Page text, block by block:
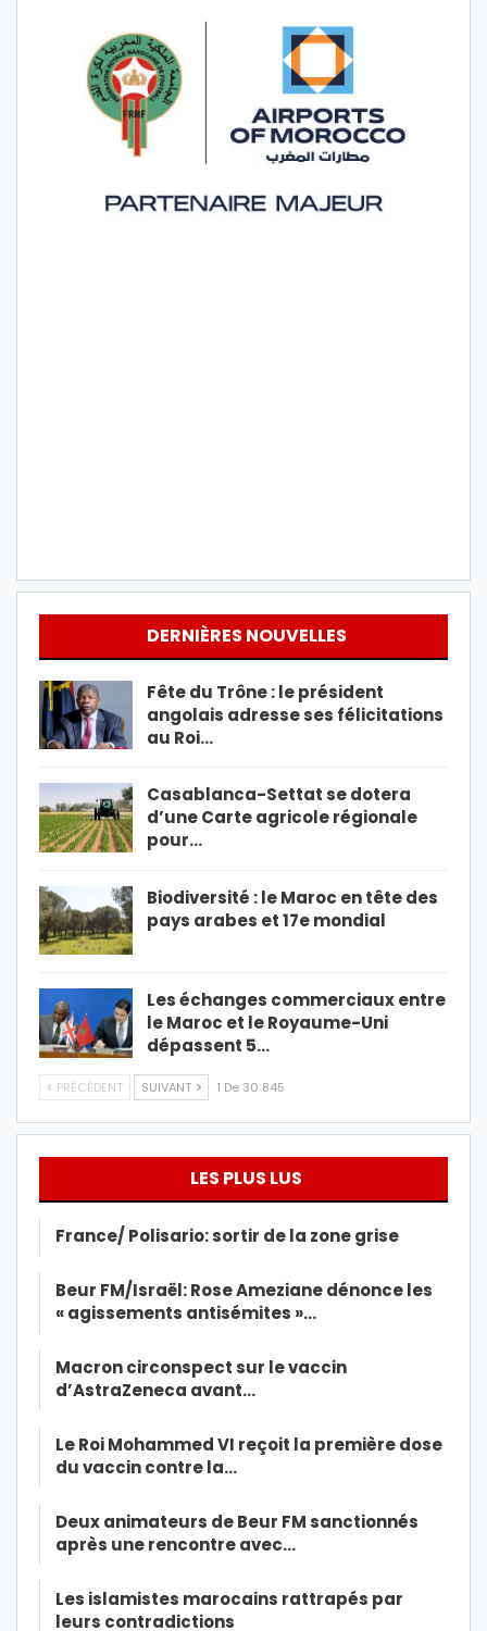
DERNIÈRES NOUVELLES
Fête du Trône : le président
angolais adresse ses félicitations
au Roi…
Casablanca-Settat se dotera
d’une Carte agricole régionale
pour…
Biodiversité : le Maroc en tête des
pays arabes et 17e mondial
Les échanges commerciaux entre
le Maroc et le Royaume-Uni
dépassent 5…
PRÉCÉDENT SUIVANT 1 De 30 845
LES PLUS LUS
France/ Polisario: sortir de la zone grise
Beur FM/Israël: Rose Ameziane dénonce les
« agissements antisémites »…
Macron circonspect sur le vaccin
d’AstraZeneca avant…
Le Roi Mohammed VI reçoit la première dose
du vaccin contre la…
Deux animateurs de Beur FM sanctionnés
après une rencontre avec…
Les islamistes marocains rattrapés par
leurs contradictions